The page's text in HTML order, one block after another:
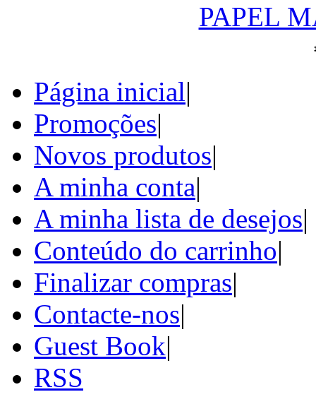
PAPEL
Página inicial|
Promoções|
Novos produtos|
A minha conta|
A minha lista de desejos|
Conteúdo do carrinho|
Finalizar compras|
Contacte-nos|
Guest Book|
RSS